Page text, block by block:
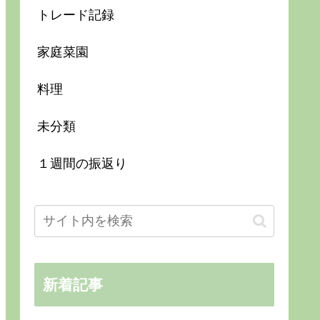
トレード記録
家庭菜園
料理
未分類
１週間の振返り
新着記事